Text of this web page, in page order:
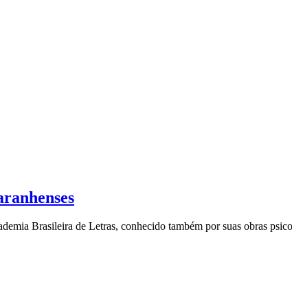
Brasileira de Letras, conhecido também por suas obras